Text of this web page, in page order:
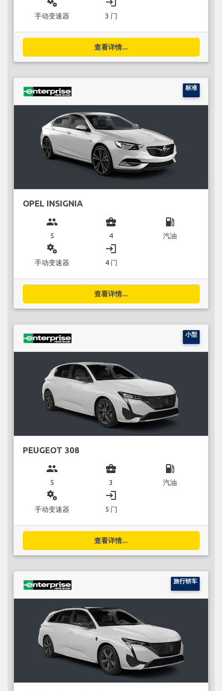
手动变速器 3 门
查看详情...
标准
OPEL INSIGNIA
group
5
business_center
4
local_gas_station
汽油
miscellaneous_services
手动变速器
login
4 门
查看详情...
小型
PEUGEOT 308
group
5
business_center
3
local_gas_station
汽油
miscellaneous_services
手动变速器
login
5 门
查看详情...
旅行轿车